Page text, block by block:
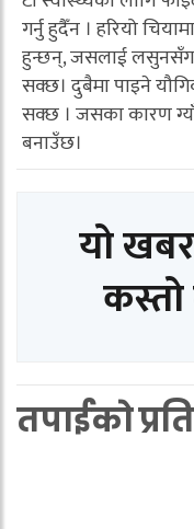
गर्नु हुदैँन । हरियो
हुन्छन्, जसलाई लसुनसँग
सक्छ। दुबैमा पाइने
सक्छ । जसका कारण
बनाउँछ।
यो
तपाईको